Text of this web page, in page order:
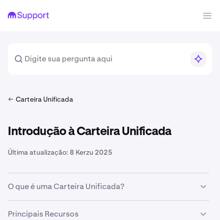
Carteira Unificada
Introdução à Carteira Unificada
Última atualização: 8 Kerzu 2025
O que é uma Carteira Unificada?
A Carteira Unificada (UW) da Kraken consolida Spot,
Principais Recursos